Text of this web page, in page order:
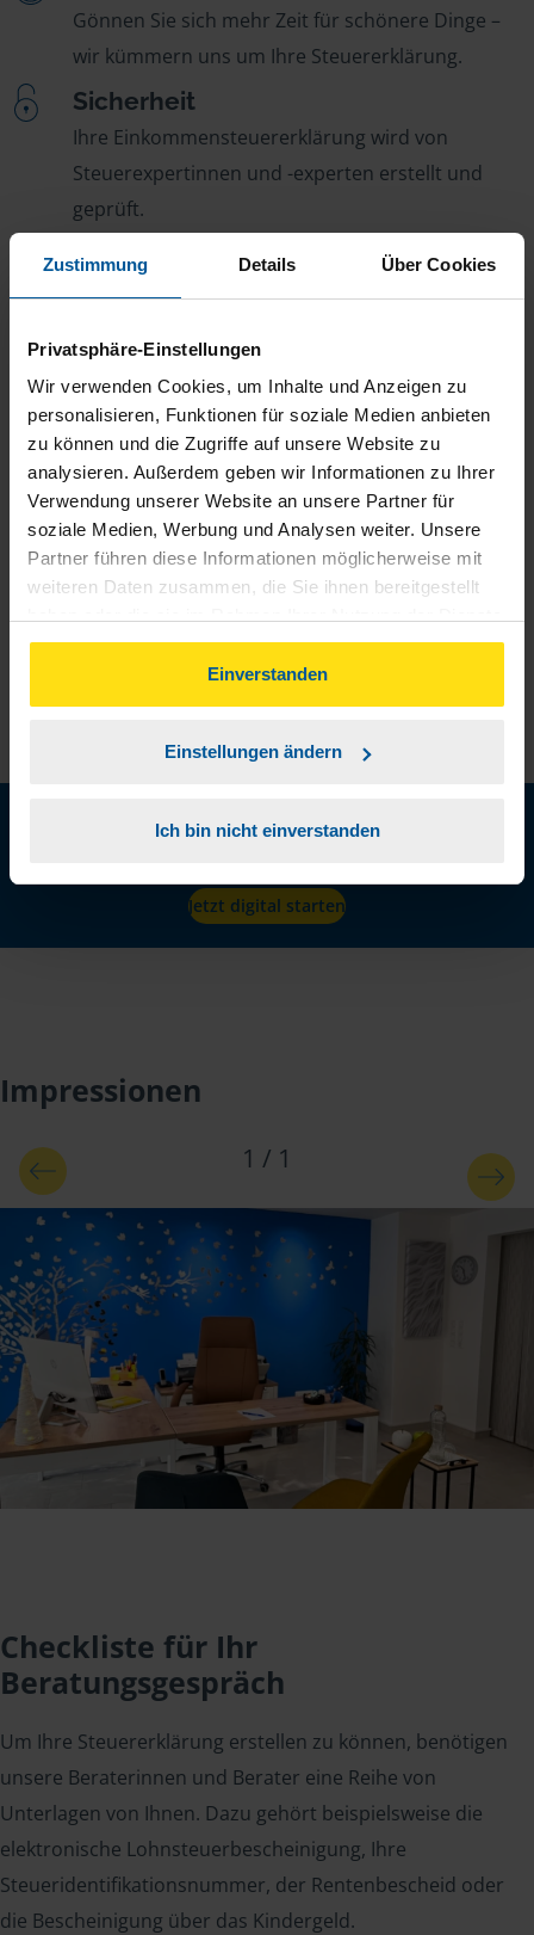
Zustimmung Details Über Cookies
Privatsphäre-Einstellungen
Wir verwenden Cookies, um Inhalte und Anzeigen zu
personalisieren, Funktionen für soziale Medien anbieten
zu können und die Zugriffe auf unsere Website zu
analysieren. Außerdem geben wir Informationen zu Ihrer
Verwendung unserer Website an unsere Partner für
soziale Medien, Werbung und Analysen weiter. Unsere
Partner führen diese Informationen möglicherweise mit
weiteren Daten zusammen, die Sie ihnen bereitgestellt
gesammelt haben. Indem Sie auf Einverstanden klicken,
können Sie der Verwendung von Cookies, gemäß
unserer
Einverstanden
Einstellungen ändern
Ich bin nicht einverstanden
Gönnen Sie sich mehr Zeit für schönere Dinge –
wir kümmern uns um Ihre Steuererklärung.
Sicherheit
Ihre Einkommensteuererklärung wird von
Steuerexpertinnen und -experten erstellt und
geprüft.
Optimierung
Steuerergebnis für Sie raus.
Persönliche Beratung
Bei Fragen zur Steuer ist Ihre VLH-Beratungsstelle
immer für Sie da – ohne Zusatzkosten.
Fairer Beitrag
Sie zahlen für alle unsere Leistungen nur einen
jährlichen Mitgliedsbeitrag, der sich nach Ihren
Jahreseinnahmen richtet.
Neu: Jetzt auch digital Mitglied werden!
Jetzt digital starten
Impressionen
1 / 1
Checkliste für Ihr
Beratungsgespräch
Um Ihre Steuererklärung erstellen zu können, benötigen
unsere Beraterinnen und Berater eine Reihe von
Unterlagen von Ihnen. Dazu gehört beispielsweise die
elektronische Lohnsteuerbescheinigung, Ihre
Steueridentifikationsnummer, der Rentenbescheid oder
die Bescheinigung über das Kindergeld.